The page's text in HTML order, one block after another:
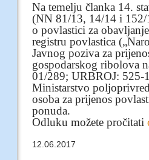
Na temelju članka 14.
(NN 81/13, 14/14 i 152/
o povlastici za
registru povlastica
Javnog poziva za
gospodarskog ribolova
01/289; URBROJ: 525-
Ministarstvo
osoba za prijenos
ponuda.
Odluku možete pročitati
12.06.2017